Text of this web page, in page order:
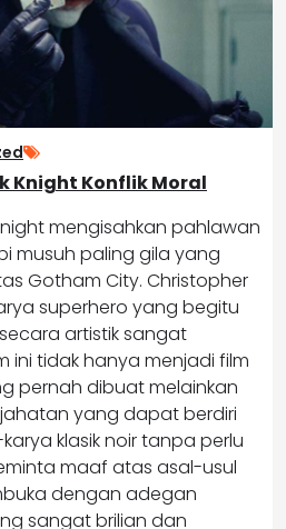
Knight Konflik Moral
mengisahkan pahlawan
musuh paling gila yang
Gotham City. Christopher
superhero yang begitu
artistik sangat
ini tidak hanya menjadi film
pernah dibuat melainkan
yang dapat berdiri
klasik noir tanpa perlu
maaf atas asal-usul
dengan adegan
sangat brilian dan